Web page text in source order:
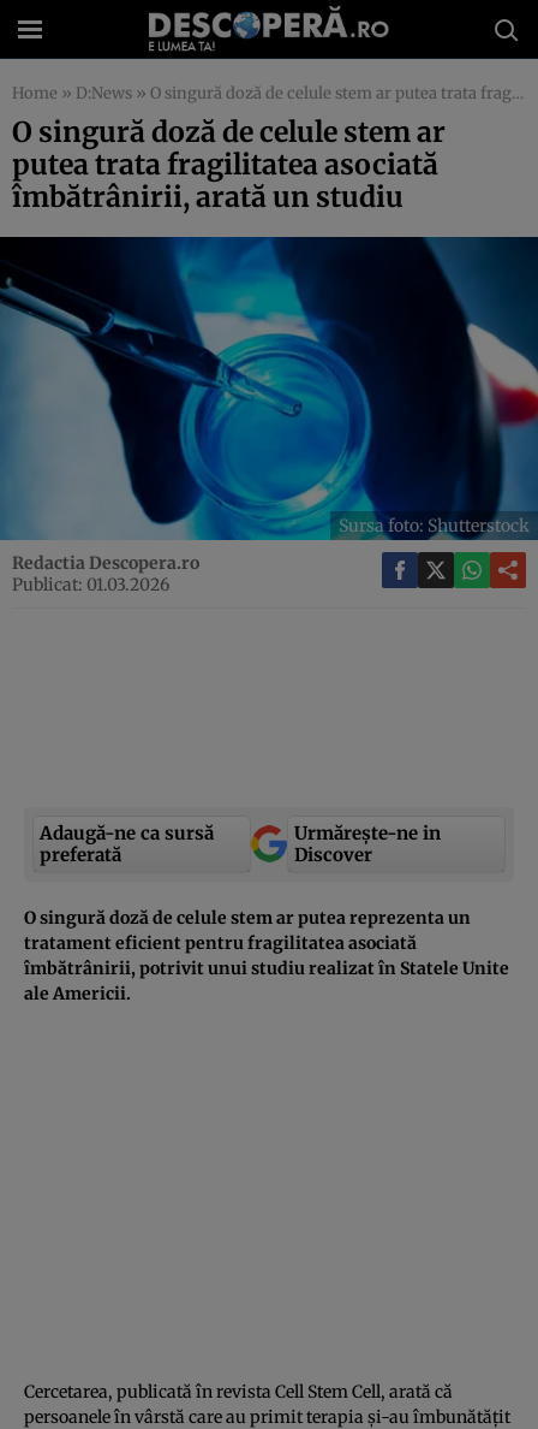
Home » D:News » O singură doză de celule stem ar putea trata fragilitatea asociată îmbătrânirii, arată un studiu
O singură doză de celule stem ar
putea trata fragilitatea asociată
îmbătrânirii, arată un studiu
Sursa foto: Shutterstock
Redactia Descopera.ro
Publicat: 01.03.2026
Adaugă-ne ca sursă
preferată
Urmărește-ne in
Discover
O singură doză de celule stem ar putea reprezenta un
tratament eficient pentru fragilitatea asociată
îmbătrânirii, potrivit unui studiu realizat în Statele Unite
ale Americii.
Cercetarea, publicată în revista Cell Stem Cell, arată că
persoanele în vârstă care au primit terapia și-au îmbunătățit